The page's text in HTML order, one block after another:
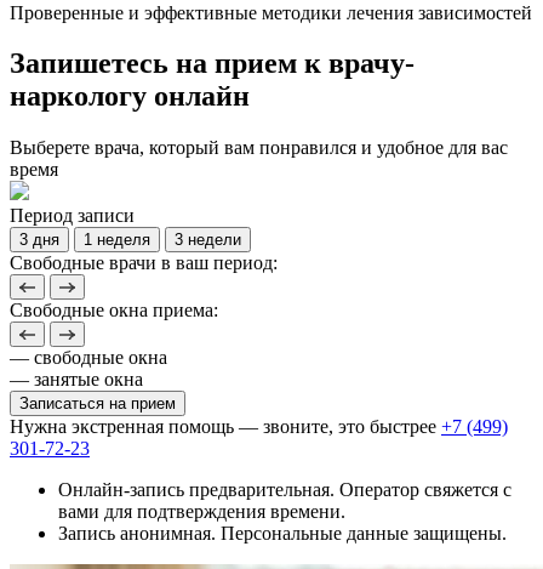
Проверенные и эффективные методики лечения зависимостей
Запишетесь на прием к врачу-
наркологу онлайн
Выберете врача, который вам понравился и удобное для вас
время
Период записи
3 дня 1 неделя 3 недели
Свободные врачи в ваш период:
Свободные окна приема:
— свободные окна
— занятые окна
Записаться на прием
Нужна экстренная помощь — звоните, это быстрее +7 (499)
301-72-23
Онлайн-запись предварительная. Оператор свяжется с
вами для подтверждения времени.
Запись анонимная. Персональные данные защищены.